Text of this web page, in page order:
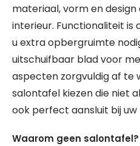
materiaal, vorm en
interieur. Functionaliteit is
u extra opbergruimte
uitschuifbaar blad voor
aspecten zorgvuldig af te
salontafel kiezen die niet
ook perfect aansluit bij
Waarom geen salontafel?